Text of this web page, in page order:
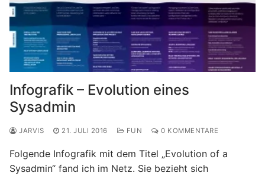
Infografik – Evolution eines
Sysadmin
JARVIS 21. JULI 2016 FUN 0 KOMMENTARE
Folgende Infografik mit dem Titel „Evolution of a
Sysadmin“ fand ich im Netz. Sie bezieht sich